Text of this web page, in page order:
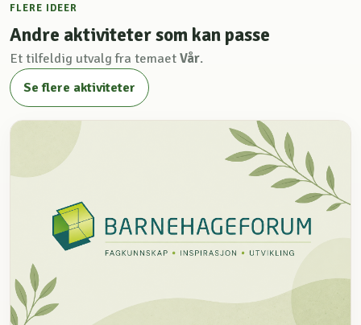
FLERE IDEER
Andre aktiviteter som kan passe
Et tilfeldig utvalg fra temaet Vår.
Se flere aktiviteter